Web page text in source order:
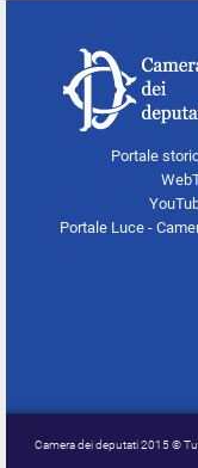
Portale
Portale Luce -
Camera dei deputati 2015 ©